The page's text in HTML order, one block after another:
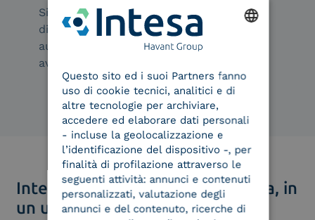
Si possono creare e gestire profili
diversificati per aree aziendali e
autorizzazioni. Ogni area aziendale può
avere il suo modello.
Intesa Sign & Pay: firma e incassa, in
un unico processo
ITALIAN
Questo sito ed i suoi Partners fanno
uso di cookie tecnici, analitici e di
altre tecnologie per archiviare,
accedere ed elaborare dati personali
- incluse la geolocalizzazione e
l’identificazione del dispositivo -, per
finalità di profilazione attraverso le
seguenti attività: annunci e contenuti
personalizzati, valutazione degli
annunci e del contenuto, ricerche di